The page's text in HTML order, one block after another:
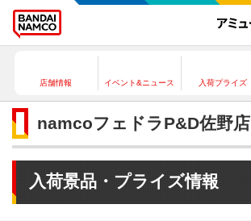
店舗情報 イベント&ニュース 入荷プライズ
namcoフェドラP&D佐野店
入荷景品・プライズ情報